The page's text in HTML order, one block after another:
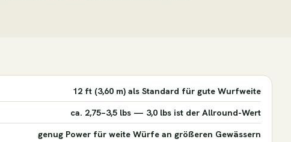
12 ft (3,60 m) als Standard für gute Wurfweite
ca. 2,75–3,5 lbs — 3,0 lbs ist der Allround-Wert
genug Power für weite Würfe an größeren Gewässern